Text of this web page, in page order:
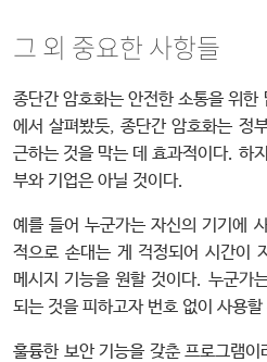
그 외 중요한 사항들
종단간 암호화는 안전한 소통을 위한
에서 살펴봤듯, 종단간 암호화는 정
근하는 것을 막는 데 효과적이다. 하
부와 기업은 아닐 것이다.
예를 들어 누군가는 자신의 기기에
적으로 손대는 게 걱정되어 시간이
메시지 기능을 원할 것이다. 누군가
되는 것을 피하고자 번호 없이 사용
훌륭한 보안 기능을 갖춘 프로그램